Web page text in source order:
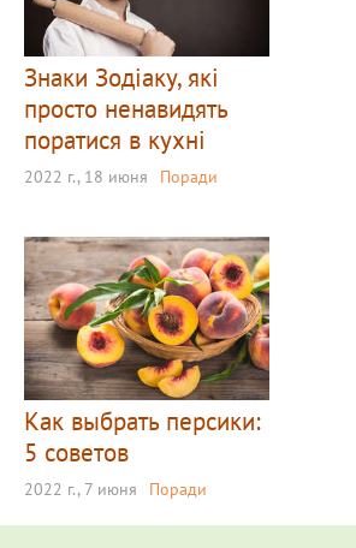
Знаки Зодіаку, які
просто ненавидять
поратися в кухні
2022 г., 18 июня Поради
Как выбрать персики:
5 советов
2022 г., 7 июня Поради